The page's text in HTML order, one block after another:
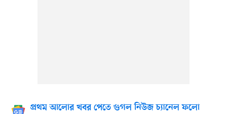
প্রথম আলোর খবর পেতে গুগল নিউজ চ্যানেল ফলো